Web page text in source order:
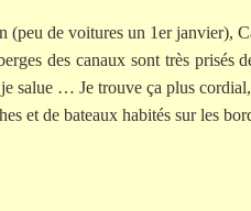
(peu de voitures un 1er janvier),
des canaux sont très prisés
salue … Je trouve ça plus
et de bateaux habités sur les